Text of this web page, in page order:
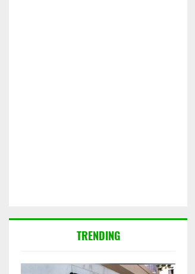
TRENDING